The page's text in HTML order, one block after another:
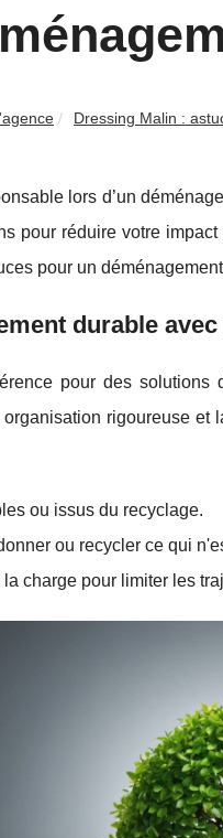
Dressing Malin :
lors d’un
pour réduire votre
pour un
durable
pour des solutions
rigoureuse et
ou issus du recyclage.
ou recycler ce qui
charge pour limiter les